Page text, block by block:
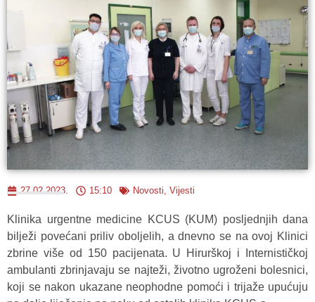
27.02.2023. 15:10 Novosti, Vijesti
Klinika urgentne medicine KCUS (KUM) posljednjih dana
bilježi povećani priliv oboljelih, a dnevno se na ovoj Klinici
zbrine više od 150 pacijenata. U Hirurškoj i Internističkoj
ambulanti zbrinjavaju se najteži, životno ugroženi bolesnici,
koji se nakon ukazane neophodne pomoći i trijaže upućuju